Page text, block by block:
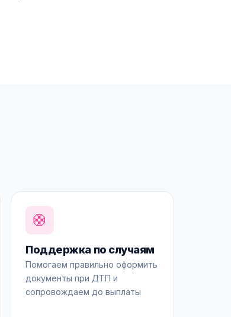
🛟
Поддержка по случаям
Помогаем правильно оформить
документы при ДТП и
сопровождаем до выплаты